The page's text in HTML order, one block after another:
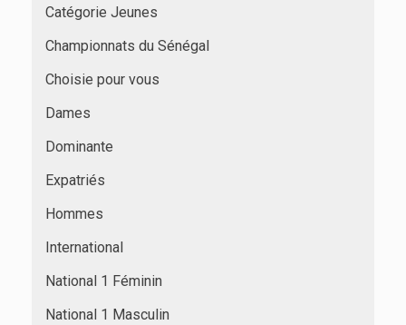
Catégorie Jeunes
Championnats du Sénégal
Choisie pour vous
Dames
Dominante
Expatriés
Hommes
International
National 1 Féminin
National 1 Masculin